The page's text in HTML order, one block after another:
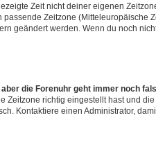
Zeit nicht deiner eigenen
passende Zeitzone (Mitteleuropäische
geändert werden. Wenn du noch
die Forenuhr geht immer noch
Zeitzone richtig eingestellt hast und
Kontaktiere einen Administrator,